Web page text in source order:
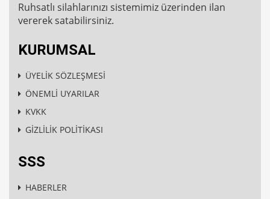
Ruhsatlı silahlarınızı sistemimiz üzerinden ilan
vererek satabilirsiniz.
KURUMSAL
ÜYELİK SÖZLEŞMESİ
ÖNEMLİ UYARILAR
KVKK
GİZLİLİK POLİTİKASI
SSS
HABERLER